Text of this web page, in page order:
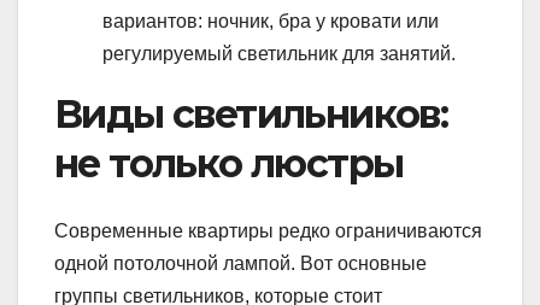
вариантов: ночник, бра у кровати или
регулируемый светильник для занятий.
Виды светильников:
не только люстры
Современные квартиры редко ограничиваются
одной потолочной лампой. Вот основные
группы светильников, которые стоит